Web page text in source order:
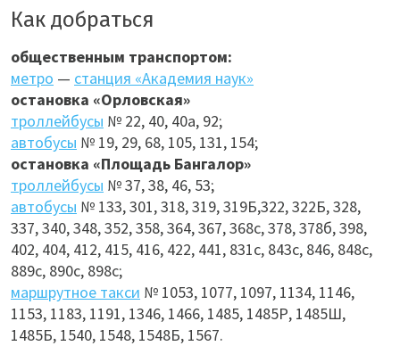
Как добраться
общественным транспортом:
метро — станция «Академия наук»
остановка «Орловская»
троллейбусы № 22, 40, 40а, 92;
автобусы № 19, 29, 68, 105, 131, 154;
остановка «Площадь Бангалор»
троллейбусы № 37, 38, 46, 53;
автобусы № 133, 301, 318, 319,319Б,322,322Б,328,
337, 340, 348, 352, 358, 364, 367, 368с, 378, 378б, 398,
402, 404, 412, 415, 416, 422, 441, 831с, 843с, 846, 848с,
889с, 890с, 898с;
маршрутное такси № 1053, 1077, 1097, 1134, 1146,
1153, 1183, 1191, 1346, 1466, 1485, 1485Р, 1485Ш,
1485Б, 1540, 1548, 1548Б, 1567.